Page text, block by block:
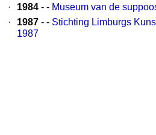
·
1984 - - Museum van de
·
1987 - - Stichting Limburgs
1987